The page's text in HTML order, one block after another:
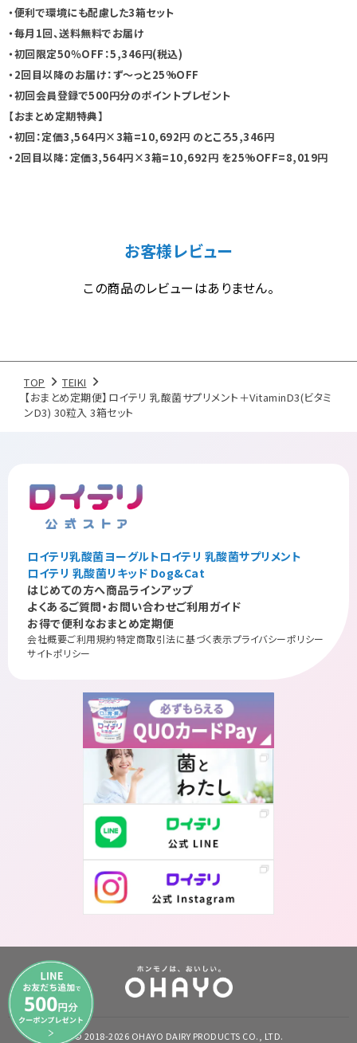
・便利で環境にも配慮した3箱セット
・毎月1回、送料無料でお届け
・初回限定50％OFF：5,346円(税込)
・2回目以降のお届け：ず～っと25%OFF
・初回会員登録で500円分のポイントプレゼント
【おまとめ定期特典】
・初回：定価3,564円×3箱=10,692円 のところ5,346円
・2回目以降：定価3,564円×3箱=10,692円 を25%OFF=8,019円
お客様レビュー
この商品のレビューはありません。
TOP
TEIKI
【おまとめ定期便】ロイテリ 乳酸菌サプリメント＋VitaminD3(ビタミ
ンD3) 30粒入 3箱セット
ロイテリ乳酸菌ヨーグルトロイテリ 乳酸菌サプリメント
ロイテリ 乳酸菌リキッド Dog&Cat
はじめての方へ商品ラインアップ
よくあるご質問・お問い合わせご利用ガイド
お得で便利なおまとめ定期便
会社概要ご利用規約特定商取引法に基づく表示プライバシーポリシー
サイトポリシー
© 2018-2026 OHAYO DAIRY PRODUCTS CO., LTD.